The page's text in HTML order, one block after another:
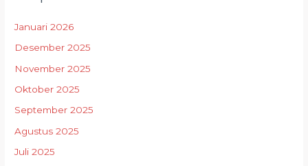
Januari 2026
Desember 2025
November 2025
Oktober 2025
September 2025
Agustus 2025
Juli 2025